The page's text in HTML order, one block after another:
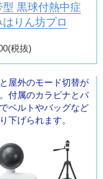
型 黒球付熱中症
はりん坊プロ
税抜)
屋外のモード切替が
付属のカラビナとバ
ベルトやバッグなど
下げられます。